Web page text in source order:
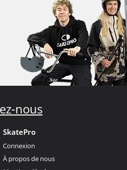
nous
SkatePro
Connexion
À propos de nous